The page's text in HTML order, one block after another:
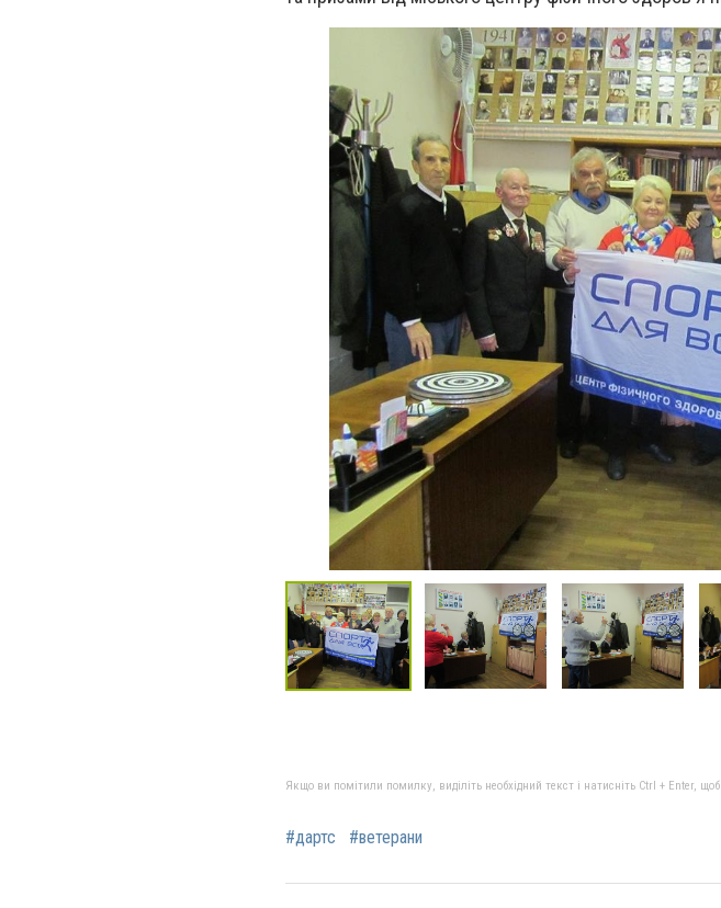
Якщо ви помітили помилку, виділіть необхідний текст і натисніть Ctrl + Enter,
#дартс #ветерани